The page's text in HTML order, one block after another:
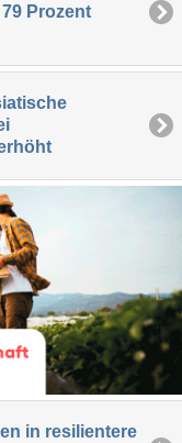
Prozent
in resilientere